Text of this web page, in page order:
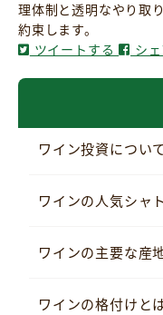
理体制と透明なやり取
約束します。
ツイートする
シ
ワイン投資につい
ワインの人気シャ
ワインの主要な産
ワインの格付けと